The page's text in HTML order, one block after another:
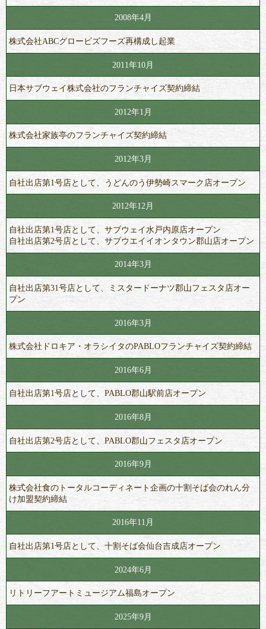
2008年4月
株式会社ABCグロービズフーズ再構成し起業
2011年10月
日本サブウェイ株式会社のフランチャイズ契約締結
2012年1月
株式会社家族亭のフランチャイズ契約締結
2012年3月
自社出店第1号店として、うどんのう伊勢崎スマーク店オープン
2012年12月
自社出店第1号店として、サブウェイ水戸内原店オープン
自社出店第2号店として、サブウエイイオンタウン郡山店オープン
2014年3月
自社出店第31号店として、ミスタードーナツ郡山フェスタ店オー
プン
2016年3月
株式会社ドロキア・オラシイタのPABLOフランチャイズ契約締結
2016年6月
自社出店第1号店として、PABLO郡山駅前店オープン
2016年8月
自社出店第2号店として、PABLO郡山フェスタ店オープン
2016年9月
株式会社食のトータルコーディネート企画の十割そば会のれん分
け加盟契約締結
2016年11月
自社出店第1号店として、十割そば会仙台吉成店オープン
2024年6月
リトリーフアートミュージアム福島オープン
2025年9月